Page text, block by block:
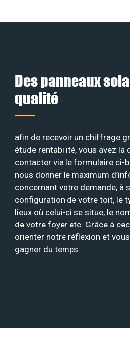
Des panneaux
qualité
afin de recevoir un chiffrage
étude rentabilité, vous avez la
contacter via le formulaire ci-
nous donner le maximum
concernant votre demande, à
configuration de votre toit, le
lieux où celui-ci se situe, le
de votre foyer etc. Grâce à
orienter notre réflexion et
gagner du temps.